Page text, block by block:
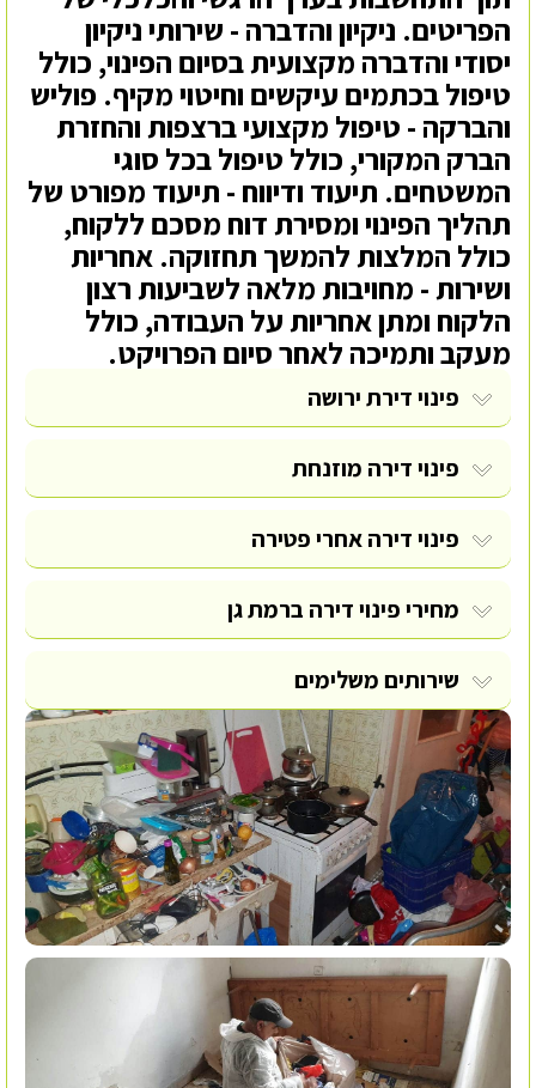
הפריטים. ניקיון והדברה - שירותי ניקיון
יסודי והדברה מקצועית בסיום הפינוי, כולל
טיפול בכתמים עיקשים וחיטוי מקיף. פוליש
והברקה - טיפול מקצועי ברצפות והחזרת
הברק המקורי, כולל טיפול בכל סוגי
המשטחים. תיעוד ודיווח - תיעוד מפורט של
תהליך הפינוי ומסירת דוח מסכם ללקוח,
כולל המלצות להמשך תחזוקה. אחריות
ושירות - מחויבות מלאה לשביעות רצון
הלקוח ומתן אחריות על העבודה, כולל
מעקב ותמיכה לאחר סיום הפרויקט.
פינוי דירת ירושה
פינוי דירה מוזנחת
פינוי דירה אחרי פטירה
מחירי פינוי דירה ברמת גן
שירותים משלימים